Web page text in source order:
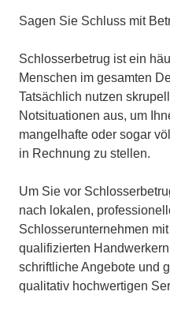
Sagen Sie Schluss mit
Schlosserbetrug ist ein
Menschen im gesamten
Tatsächlich nutzen
Notsituationen aus, um
mangelhafte oder sogar
in Rechnung zu stellen.
Um Sie vor
nach lokalen,
Schlosserunternehmen
qualifizierten
schriftliche Angebote und
qualitativ hochwertigen